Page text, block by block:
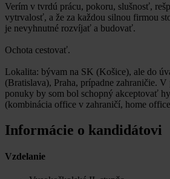
Verím v tvrdú prácu, pokoru, slušnosť,
vytrvalosť, a že za každou silnou firmou
je nevyhnutné rozvíjať a budovať.
Ochota cestovať.
Lokalita: bývam na SK (Košice), ale do
(Bratislava), Praha, prípadne zahraničie. V
ponuky by som bol schopný akceptovať
(kombinácia office v zahraničí, home
Informácie o kandidátovi
Vzdelanie